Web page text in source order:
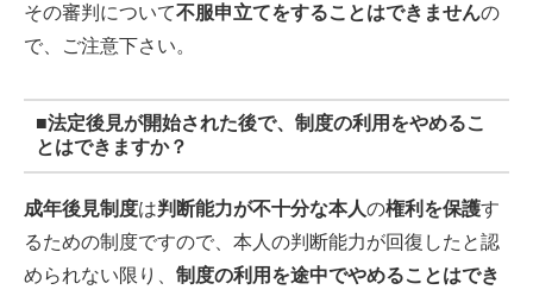
その審判について不服申立てをすることはできませんの
で、ご注意下さい。
■法定後見が開始された後で、制度の利用をやめるこ
とはできますか？
成年後見制度は判断能力が不十分な本人の権利を保護す
るための制度ですので、本人の判断能力が回復したと認
められない限り、 制度の利用を途中でやめることはでき